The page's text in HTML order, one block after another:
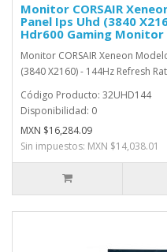
Monitor CORSAIR
Panel Ips Uhd (3840
Hdr600 Gaming Monitor
Monitor CORSAIR Xeneon
(3840 X2160) - 144Hz Refresh
Código Producto: 32UHD144
Disponibilidad: 0
MXN $16,284.09
Sin impuestos: MXN $14,038.01